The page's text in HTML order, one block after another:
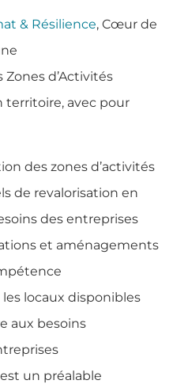
& Résilience, Cœur de
d’Activités
territoire, avec pour
des zones d’activités
de revalorisation en
des entreprises
et aménagements
locaux disponibles
aux besoins
un préalable